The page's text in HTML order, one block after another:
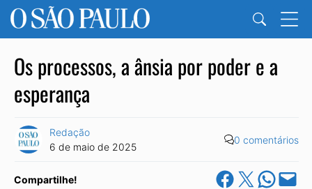
Os processos, a ânsia por poder e a
esperança
Redação
6 de maio de 2025
0 comentários
Compartilhe! Share on Facebook
Share on X Share on
Email this